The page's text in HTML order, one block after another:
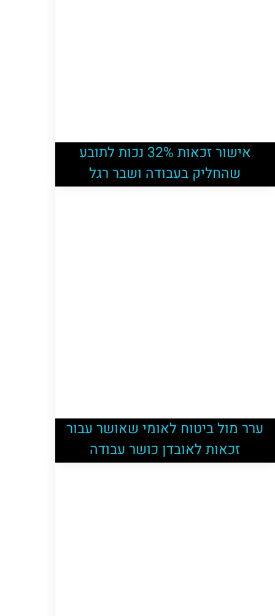
אישור זכאות 32% נכות לתובע
שהחליק בעבודה ושבר רגל
ערר מול ביטוח לאומי שאושר עבור
זכאות לאובדן כושר עבודה